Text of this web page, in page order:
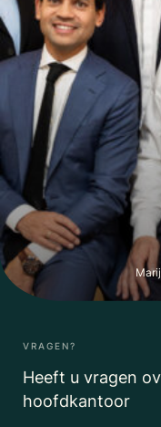
VRAGEN?
Heeft u vragen
hoofdkantoor